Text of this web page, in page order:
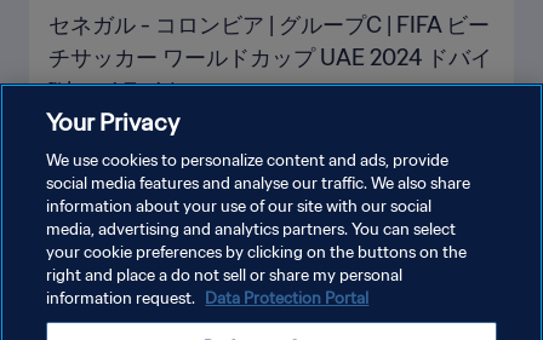
セネガル - コロンビア | グループC | FIFA ビー
チサッカー ワールドカップ UAE 2024 ドバイ
™ | ハイライト
もっと見る
Your Privacy
We use cookies to personalize content and ads, provide
social media features and analyse our traffic. We also share
information about your use of our site with our social
media, advertising and analytics partners. You can select
your cookie preferences by clicking on the buttons on the
right and place a do not sell or share my personal
information request. Data Protection Portal